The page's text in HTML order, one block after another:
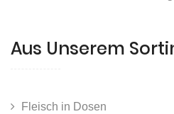
Aus Unserem
Fleisch in Dosen